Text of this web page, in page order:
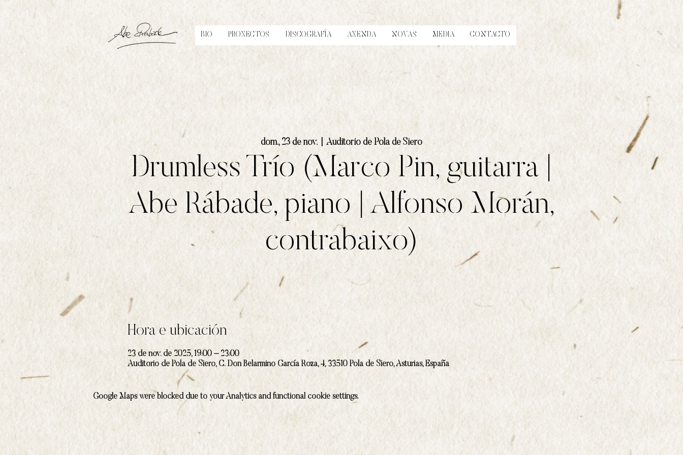
BIO PROXECTOS DISCOGRAFÍA AXENDA NOVAS MEDIA CONTACTO
dom., 23 de nov.
  |
Auditorio de Pola de Siero
Drumless Trío (Marco Pin, guitarra |
Abe Rábade, piano | Alfonso Morán,
contrabaixo)
Hora e ubicación
23 de nov. de 2025, 19:00 – 23:00
Auditorio de Pola de Siero, C. Don Belarmino García Roza, 4, 33510 Pola de Siero, Asturias, España
Google Maps were blocked due to your Analytics and functional cookie settings.